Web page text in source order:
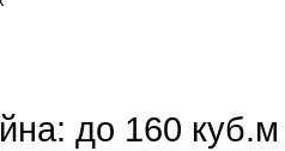
до 160 куб.м